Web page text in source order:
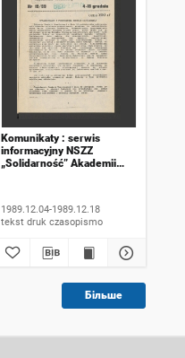
Komunikaty : serwis
informacyjny NSZZ
„Solidarność” Akademii
1989.12.04-1989.12.18
tekst druk czasopismo
Більше